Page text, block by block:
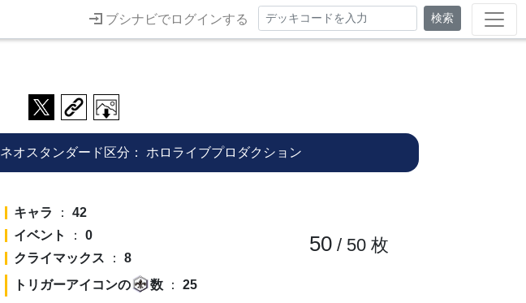
ブシナビでログインする 検索
ネオスタンダード区分： ホロライブプロダクション
キャラ ： 42
イベント
： 0
クライマックス ： 8
トリガーアイコンの
数： 25
50/ 50枚